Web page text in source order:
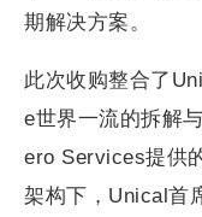
期解决方案。
此次收购整合了
e世界一流的拆解
ero Services提供
架构下，Unical首